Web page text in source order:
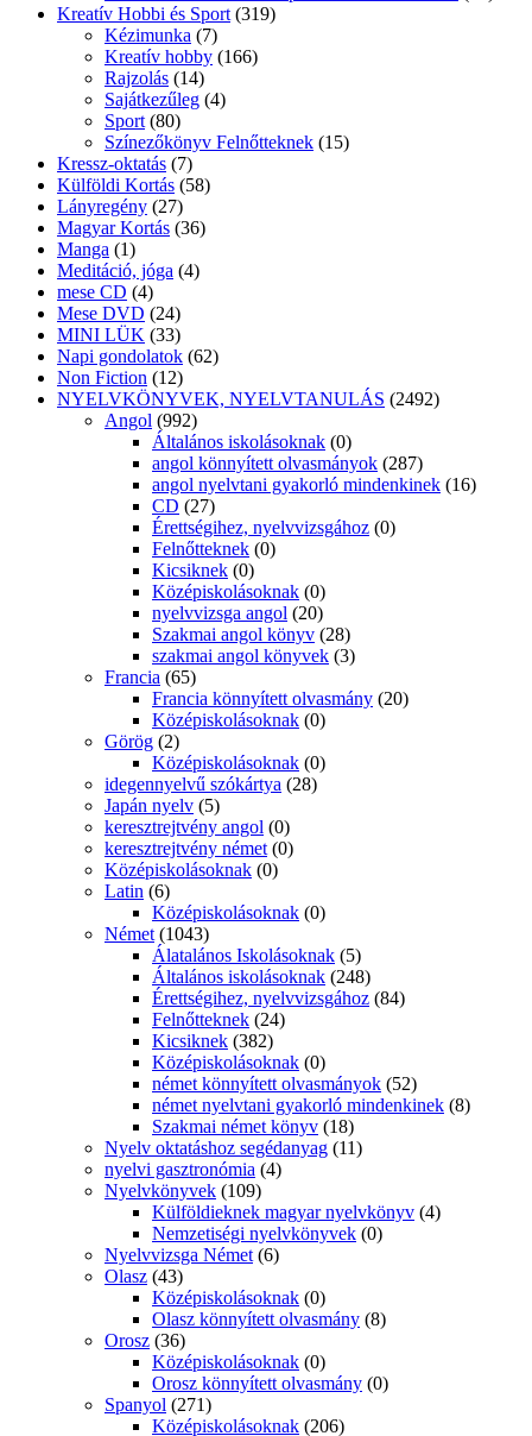
Kreatív Hobbi és Sport (319)
Kézimunka (7)
Kreatív hobby (166)
Rajzolás (14)
Sajátkezűleg (4)
Sport (80)
Színezőkönyv Felnőtteknek (15)
Kressz-oktatás (7)
Külföldi Kortás (58)
Lányregény (27)
Magyar Kortás (36)
Manga (1)
Meditáció, jóga (4)
mese CD (4)
Mese DVD (24)
MINI LÜK (33)
Napi gondolatok (62)
Non Fiction (12)
NYELVKÖNYVEK, NYELVTANULÁS (2492)
Angol (992)
Általános iskolásoknak (0)
angol könnyített olvasmányok (287)
angol nyelvtani gyakorló mindenkinek (16)
CD (27)
Érettségihez, nyelvvizsgához (0)
Felnőtteknek (0)
Kicsiknek (0)
Középiskolásoknak (0)
nyelvvizsga angol (20)
Szakmai angol könyv (28)
szakmai angol könyvek (3)
Francia (65)
Francia könnyített olvasmány (20)
Középiskolásoknak (0)
Görög (2)
Középiskolásoknak (0)
idegennyelvű szókártya (28)
Japán nyelv (5)
keresztrejtvény angol (0)
keresztrejtvény német (0)
Középiskolásoknak (0)
Latin (6)
Középiskolásoknak (0)
Német (1043)
Álatalános Iskolásoknak (5)
Általános iskolásoknak (248)
Érettségihez, nyelvvizsgához (84)
Felnőtteknek (24)
Kicsiknek (382)
Középiskolásoknak (0)
német könnyített olvasmányok (52)
német nyelvtani gyakorló mindenkinek (8)
Szakmai német könyv (18)
Nyelv oktatáshoz segédanyag (11)
nyelvi gasztronómia (4)
Nyelvkönyvek (109)
Külföldieknek magyar nyelvkönyv (4)
Nemzetiségi nyelvkönyvek (0)
Nyelvvizsga Német (6)
Olasz (43)
Középiskolásoknak (0)
Olasz könnyített olvasmány (8)
Orosz (36)
Középiskolásoknak (0)
Orosz könnyített olvasmány (0)
Spanyol (271)
Középiskolásoknak (206)